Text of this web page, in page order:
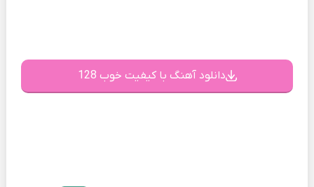
دانلود آهنگ با کیفیت خوب 128